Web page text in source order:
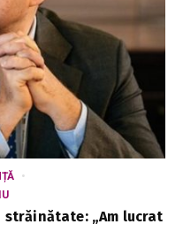
„Am lucrat